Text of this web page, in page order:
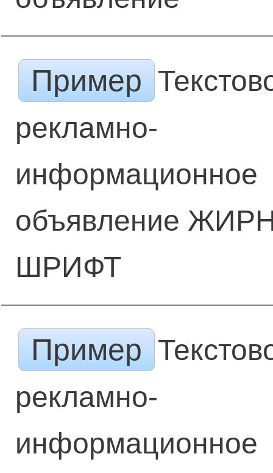
Пример
рекламно-
информационное
объявление
ШРИФТ
Пример
рекламно-
информационное